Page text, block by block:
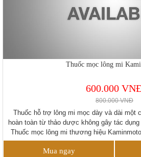
Thuốc mọc lông mi
600.000
800.000 VNĐ
Thuốc hỗ trợ lông mi mọc dày và dài một
hoàn toàn từ thảo dược không gây tác
Thuốc mọc lông mi thương hiệu
tình trạng lông mi thưa, lông mi rụng hiệu
Mua ngay